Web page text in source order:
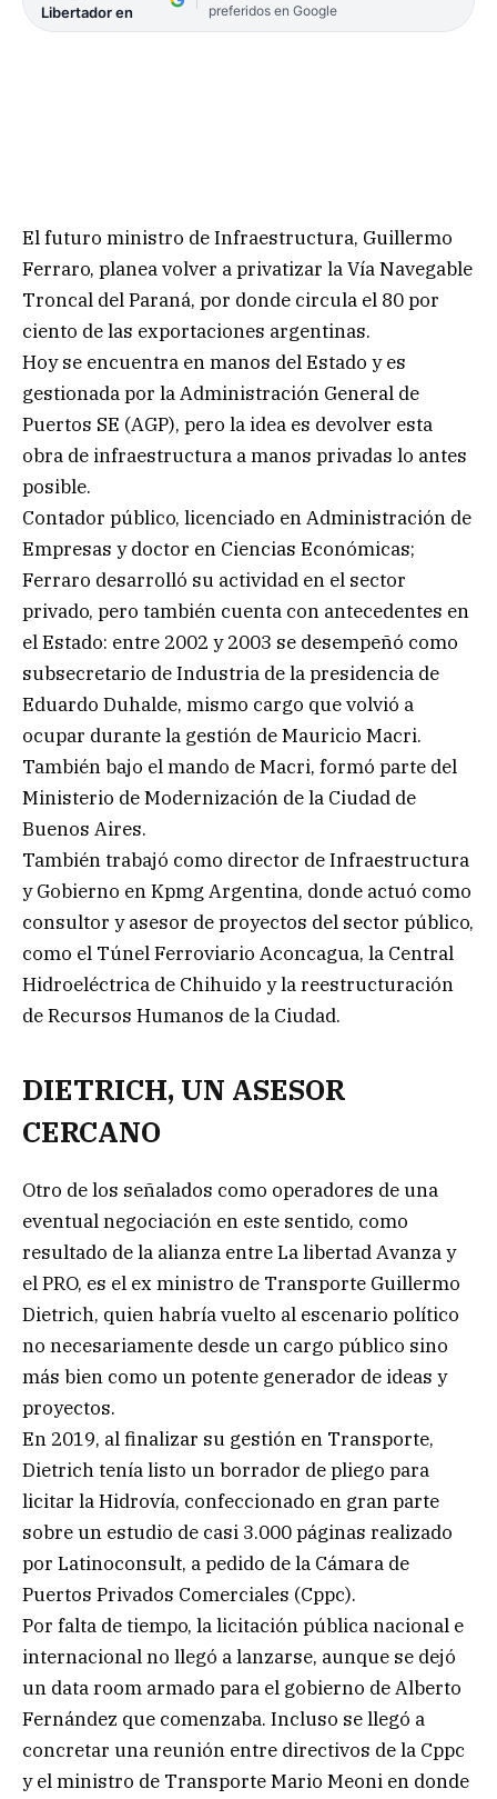
Libertador en
preferidos en Google
El futuro ministro de Infraestructura, Guillermo
Ferraro, planea volver a privatizar la Vía Navegable
Troncal del Paraná, por donde circula el 80 por
ciento de las exportaciones argentinas.
Hoy se encuentra en manos del Estado y es
gestionada por la Administración General de
Puertos SE (AGP), pero la idea es devolver esta
obra de infraestructura a manos privadas lo antes
posible.
Contador público, licenciado en Administración de
Empresas y doctor en Ciencias Económicas;
Ferraro desarrolló su actividad en el sector
privado, pero también cuenta con antecedentes en
el Estado: entre 2002 y 2003 se desempeñó como
subsecretario de Industria de la presidencia de
Eduardo Duhalde, mismo cargo que volvió a
ocupar durante la gestión de Mauricio Macri.
También bajo el mando de Macri, formó parte del
Ministerio de Modernización de la Ciudad de
Buenos Aires.
También trabajó como director de Infraestructura
y Gobierno en Kpmg Argentina, donde actuó como
consultor y asesor de proyectos del sector público,
como el Túnel Ferroviario Aconcagua, la Central
Hidroeléctrica de Chihuido y la reestructuración
de Recursos Humanos de la Ciudad.
DIETRICH, UN ASESOR
CERCANO
Otro de los señalados como operadores de una
eventual negociación en este sentido, como
resultado de la alianza entre La libertad Avanza y
el PRO, es el ex ministro de Transporte Guillermo
Dietrich, quien habría vuelto al escenario político
no necesariamente desde un cargo público sino
más bien como un potente generador de ideas y
proyectos.
En 2019, al finalizar su gestión en Transporte,
Dietrich tenía listo un borrador de pliego para
licitar la Hidrovía, confeccionado en gran parte
sobre un estudio de casi 3.000 páginas realizado
por Latinoconsult, a pedido de la Cámara de
Puertos Privados Comerciales (Cppc).
Por falta de tiempo, la licitación pública nacional e
internacional no llegó a lanzarse, aunque se dejó
un data room armado para el gobierno de Alberto
Fernández que comenzaba. Incluso se llegó a
concretar una reunión entre directivos de la Cppc
y el ministro de Transporte Mario Meoni en donde